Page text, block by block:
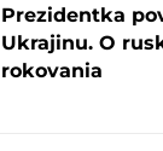
Prezidentka
Ukrajinu. O
rokovania